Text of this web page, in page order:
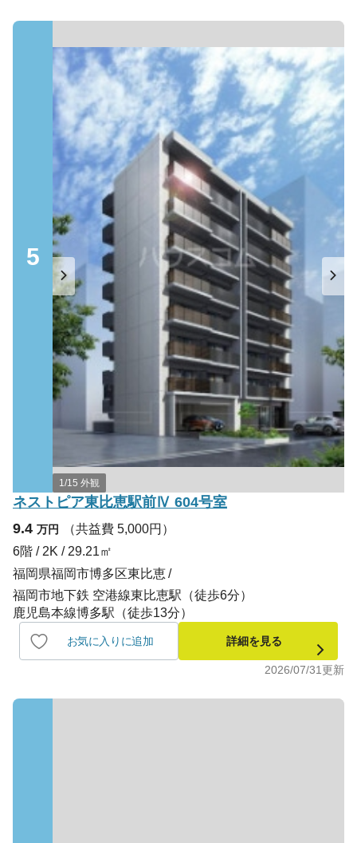
5
1/15 外観
ネストピア東比恵駅前Ⅳ 604号室
9.4 万円
（共益費 5,000円）
6階 / 2K / 29.21㎡
福岡県福岡市博多区東比恵
福岡市地下鉄 空港線東比恵駅（徒歩6分）
鹿児島本線博多駅（徒歩13分）
お気に入りに追加 詳細を見る
2026/07/31更新